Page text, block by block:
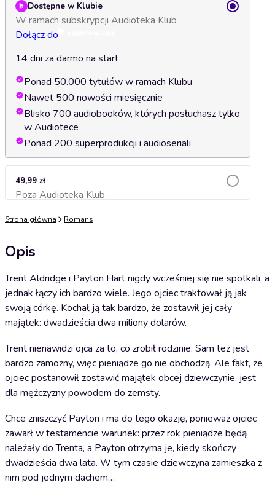
Dostępne w Klubie
W ramach subskrypcji Audioteka Klub
Dołącz do
14 dni za darmo na start
Ponad 50.000 tytułów w ramach Klubu
Nawet 500 nowości miesięcznie
Blisko 700 audiobooków, których posłuchasz tylko
w Audiotece
Ponad 200 superprodukcji i audioseriali
49,99 zł
Poza Audioteka KlubDodaj do koszyka
Strona główna Romans
Opis
Trent Aldridge i Payton Hart nigdy wcześniej się nie spotkali, a
jednak łączy ich bardzo wiele. Jego ojciec traktował ją jak
swoją córkę. Kochał ją tak bardzo, że zostawił jej cały
majątek: dwadzieścia dwa miliony dolarów.
Trent nienawidzi ojca za to, co zrobił rodzinie. Sam też jest
bardzo zamożny, więc pieniądze go nie obchodzą. Ale fakt, że
ojciec postanowił zostawić majątek obcej dziewczynie, jest
dla mężczyzny powodem do zemsty.
Chce zniszczyć Payton i ma do tego okazję, ponieważ ojciec
zawarł w testamencie warunek: przez rok pieniądze będą
należały do Trenta, a Payton otrzyma je, kiedy skończy
dwadzieścia dwa lata. W tym czasie dziewczyna zamieszka z
nim pod jednym dachem…